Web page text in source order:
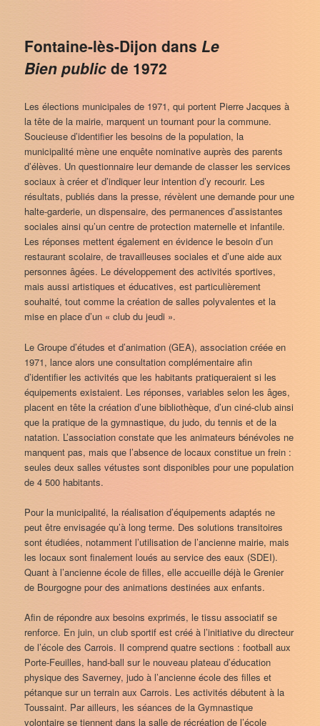
Fontaine-lès-Dijon dans Le
Bien public de 1972
Les élections municipales de 1971, qui portent Pierre Jacques à
la tête de la mairie, marquent un tournant pour la commune.
Soucieuse d’identifier les besoins de la population, la
municipalité mène une enquête nominative auprès des parents
d’élèves. Un questionnaire leur demande de classer les services
sociaux à créer et d’indiquer leur intention d’y recourir. Les
résultats, publiés dans la presse, révèlent une demande pour une
halte-garderie, un dispensaire, des permanences d’assistantes
sociales ainsi qu’un centre de protection maternelle et infantile.
Les réponses mettent également en évidence le besoin d’un
restaurant scolaire, de travailleuses sociales et d’une aide aux
personnes âgées. Le développement des activités sportives,
mais aussi artistiques et éducatives, est particulièrement
souhaité, tout comme la création de salles polyvalentes et la
mise en place d’un « club du jeudi ».
Le Groupe d’études et d’animation (GEA), association créée en
1971, lance alors une consultation complémentaire afin
d’identifier les activités que les habitants pratiqueraient si les
équipements existaient. Les réponses, variables selon les âges,
placent en tête la création d’une bibliothèque, d’un ciné-club ainsi
que la pratique de la gymnastique, du judo, du tennis et de la
natation. L’association constate que les animateurs bénévoles ne
manquent pas, mais que l’absence de locaux constitue un frein :
seules deux salles vétustes sont disponibles pour une population
de 4 500 habitants.
Pour la municipalité, la réalisation d’équipements adaptés ne
peut être envisagée qu’à long terme. Des solutions transitoires
sont étudiées, notamment l’utilisation de l’ancienne mairie, mais
les locaux sont finalement loués au service des eaux (SDEI).
Quant à l’ancienne école de filles, elle accueille déjà le Grenier
de Bourgogne pour des animations destinées aux enfants.
Afin de répondre aux besoins exprimés, le tissu associatif se
renforce. En juin, un club sportif est créé à l’initiative du directeur
de l’école des Carrois. Il comprend quatre sections : football aux
Porte-Feuilles, hand-ball sur le nouveau plateau d’éducation
physique des Saverney, judo à l’ancienne école des filles et
pétanque sur un terrain aux Carrois. Les activités débutent à la
Toussaint. Par ailleurs, les séances de la Gymnastique
volontaire se tiennent dans la salle de récréation de l’école